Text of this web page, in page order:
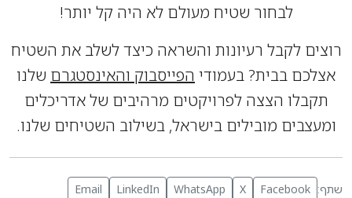
לבחור שטיח מעולם לא היה קל יותר!
לקבל רעיונות והשראה כיצד לשלב את השטיח
בבית? בעמודיהפייסבוק והאינסטגרםשלנו
הצצה לפרויקטים מרהיבים של אדריכלים
מובילים בישראל, בשילוב השטיחים שלנו.
Facebook
X
WhatsApp
LinkedIn
Email